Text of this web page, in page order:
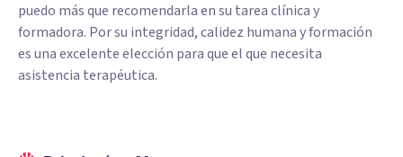
puedo más que recomendarla en su tarea clínica y
formadora. Por su integridad, calidez humana y formación
es una excelente elección para que el que necesita
asistencia terapéutica.